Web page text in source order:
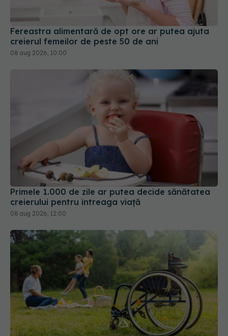
Fereastra alimentară de opt ore ar putea ajuta
creierul femeilor de peste 50 de ani
08 aug 2026, 10:00
Primele 1.000 de zile ar putea decide sănătatea
creierului pentru întreaga viață
08 aug 2026, 12:00